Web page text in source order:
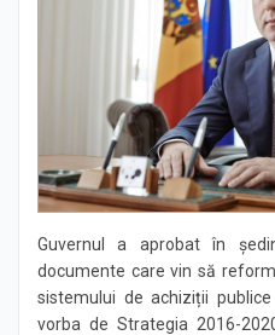
Guvernul a aprobat în
documente care vin să
sistemului de achiziții
vorba de Strategia 2016-